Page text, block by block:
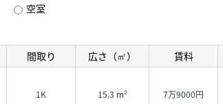
空室
間取り 広さ（㎡） 賃料
1K 15.3 m² 7万9000円